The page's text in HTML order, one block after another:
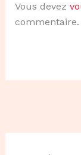
Vous devez
commentaire.